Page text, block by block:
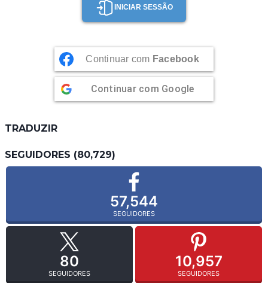
INICIAR SESSÃO
Continuar com Facebook
Continuar com Google
TRADUZIR
SEGUIDORES (80,729)
57,544
SEGUIDORES
80
SEGUIDORES
10,957
SEGUIDORES